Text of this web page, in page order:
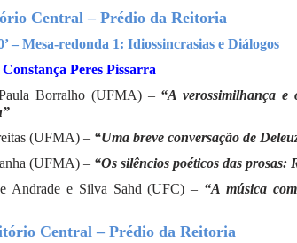
Central – Prédio da Reitoria
– Mesa-redonda 1: Idiossincrasias e Diálogos
Peres Pissarra
Borralho (UFMA) – “A verossimilhança e
(UFMA) – “Uma breve conversação de
(UFMA) – “Os silêncios poéticos das prosas:
Andrade e Silva Sahd (UFC) – “A música
Central – Prédio da Reitoria